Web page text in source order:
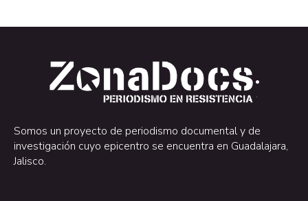
.
.
Somos un proyecto de periodismo documental y de
investigación cuyo epicentro se encuentra en Guadalajara,
Jalisco.